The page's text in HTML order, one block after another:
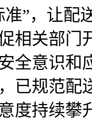
准”，让配
相关部门
全意识和
已规范配
度持续攀